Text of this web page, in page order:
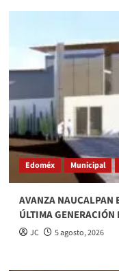
Edoméx Municipal
AVANZA NAUCALPAN
ÚLTIMA GENERACIÓN
JC 5 agosto, 2026